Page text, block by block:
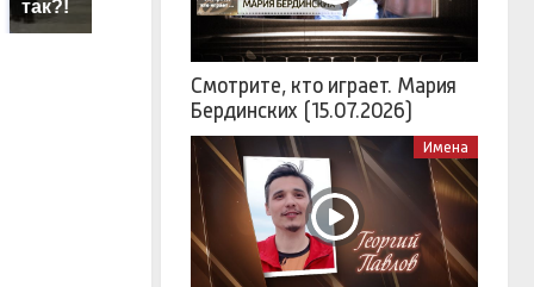
так?!
Кавказе: смотреть
Смотрите, кто играет. Мария
Бердинских (15.07.2026)
Имена